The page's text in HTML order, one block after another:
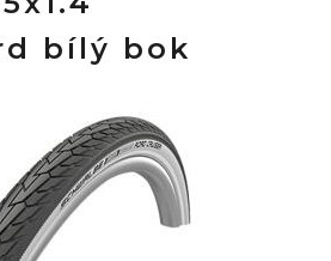
bílý bok